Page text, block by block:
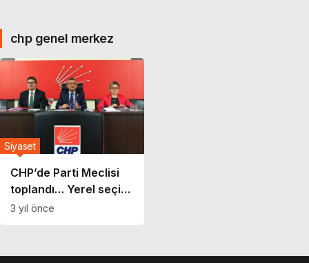
chp genel merkez
CHP’de Parti Meclisi
toplandı… Yerel seçim
stratejileri gündemde
Siyaset
3 yıl önce